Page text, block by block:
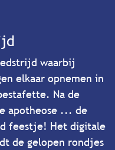
waarbij
elkaar opnemen in
Na de
apotheose ... de
feestje! Het digitale
de gelopen rondjes